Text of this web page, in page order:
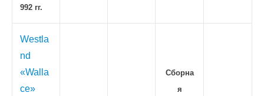
992 гг.
Westla
nd
«Walla
ce»
Сборна
я